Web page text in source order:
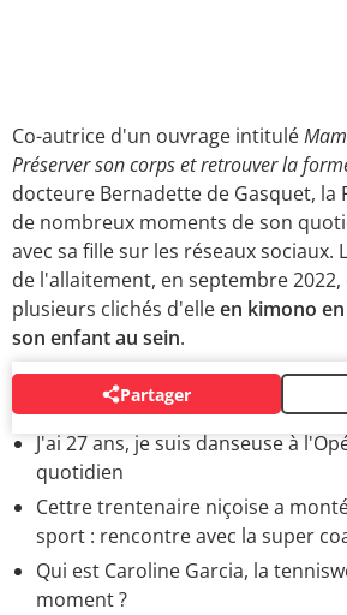
Co-autrice d'un ouvrage intitulé
Préserver son corps et retrouver la
docteure Bernadette de Gasquet, la
de nombreux moments de son
avec sa fille sur les réseaux sociaux.
de l'allaitement, en septembre
plusieurs clichés d'elleen kimono
son enfant au sein.
Partager
BIOS
J'ai 27 ans, je suis danseuse à
quotidien
Cettre trentenaire niçoise a
sport : rencontre avec la super
Qui est Caroline Garcia, la
moment ?